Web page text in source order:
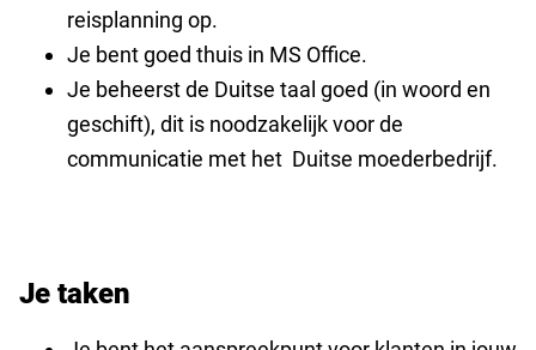
reisplanning op.
Je bent goed thuis in MS Office.
Je beheerst de Duitse taal goed (in woord en
geschift), dit is noodzakelijk voor de
communicatie met het Duitse moederbedrijf.
Je taken